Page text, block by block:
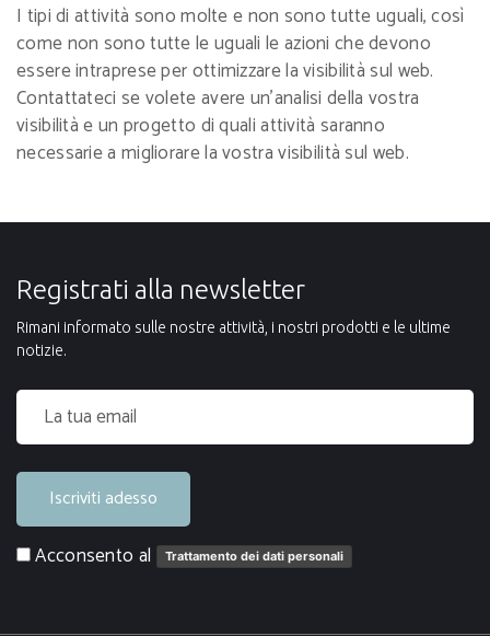
I tipi di attività sono molte e non sono tutte uguali, così
come non sono tutte le uguali le azioni che devono
essere intraprese per ottimizzare la visibilità sul web.
Contattateci se volete avere un’analisi della vostra
visibilità e un progetto di quali attività saranno
necessarie a migliorare la vostra visibilità sul web.
Registrati alla newsletter
Rimani informato sulle nostre attività, i nostri prodotti e le ultime
notizie.
Iscriviti adesso
Acconsento al Trattamento dei dati personali